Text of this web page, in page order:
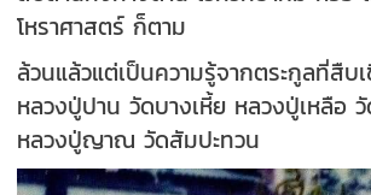
โหราศาสตร์ ก็ตาม
ล้วนแล้วแต่เป็นความรู้จากตระกูลที่สืบ
หลวงปู่ปาน วัดบางเหี้ย หลวงปู่เหลือ วั
หลวงปู่ญาณ วัดสัมปะทวน